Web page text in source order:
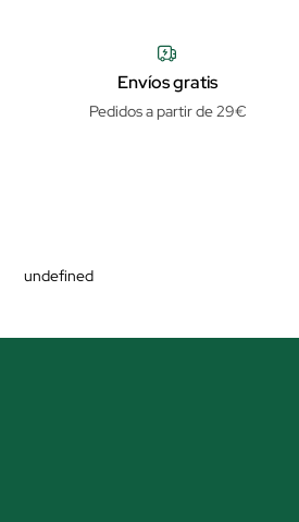
Envíos gratis
Pedidos a partir de 29€
undefined